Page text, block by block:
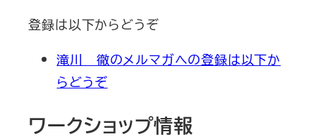
登録は以下からどうぞ
滝川 徹のメルマガへの登録は以下か
らどうぞ
ワークショップ情報